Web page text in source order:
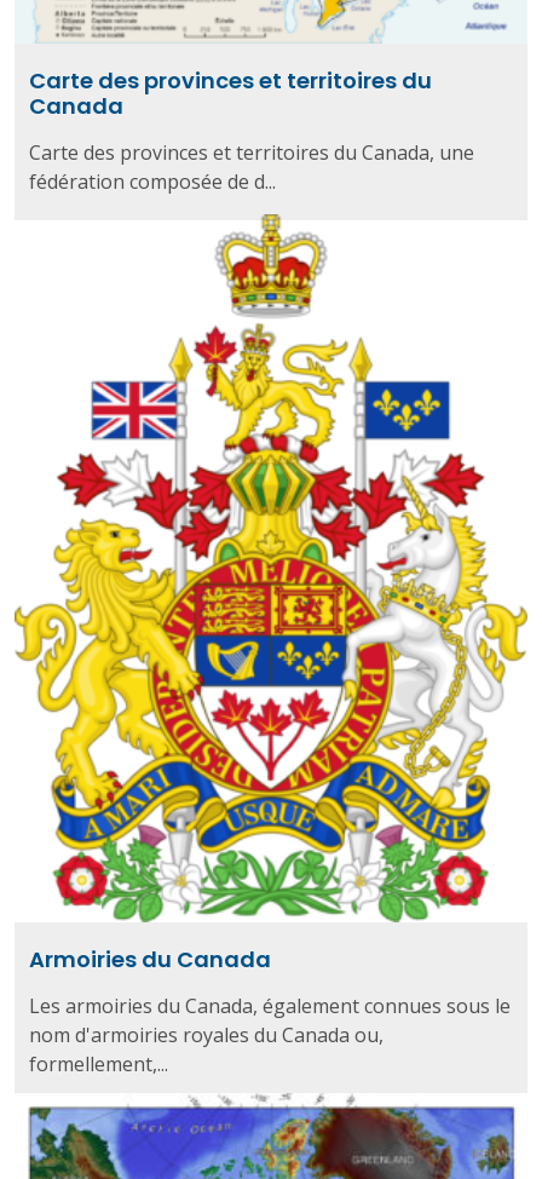
Carte des provinces et territoires du
Canada
Carte des provinces et territoires du Canada, une
fédération composée de d...
Armoiries du Canada
Les armoiries du Canada, également connues sous le
nom d'armoiries royales du Canada ou,
formellement,...